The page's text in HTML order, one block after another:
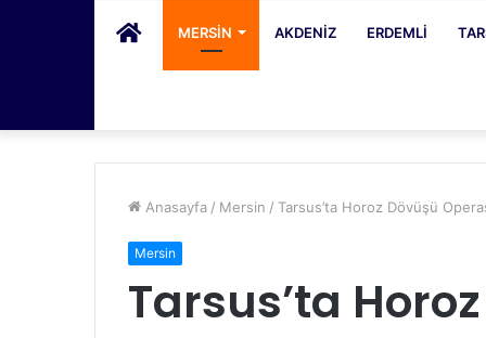
PORTALMERSIN AKDENIZ ERDEMLI
Anasayfa / Mersin / Tarsus’ta Horoz Dövüşü
Mersin
Tarsus’ta